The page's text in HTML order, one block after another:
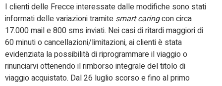
I clienti delle Frecce interessate dalle modifiche sono stati
informati delle variazioni tramite smart caringcon circa
17.000 mail e 800 sms inviati. Nei casi di ritardi maggiori di
60 minuti o cancellazioni/limitazioni, ai clienti è stata
evidenziata la possibilità di riprogrammare il viaggio o
rinunciarvi ottenendo il rimborso integrale del titolo di
viaggio acquistato. Dal 26 luglio scorso e fino al primo